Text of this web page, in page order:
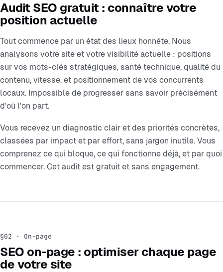
Audit SEO gratuit : connaître votre
position actuelle
Tout commence par un état des lieux honnête. Nous
analysons votre site et votre visibilité actuelle : positions
sur vos mots-clés stratégiques, santé technique, qualité du
contenu, vitesse, et positionnement de vos concurrents
locaux. Impossible de progresser sans savoir précisément
d'où l'on part.
Vous recevez un diagnostic clair et des priorités concrètes,
classées par impact et par effort, sans jargon inutile. Vous
comprenez ce qui bloque, ce qui fonctionne déjà, et par quoi
commencer. Cet audit est gratuit et sans engagement.
§02 · On-page
SEO on-page : optimiser chaque page
de votre site